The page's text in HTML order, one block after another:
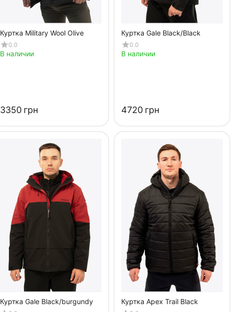
Куртка Military Wool Olive
0.0
В наличии
‍3350‍ грн
Куртка Gale Black/Black
0.0
В наличии
‍4720‍ грн
Куртка Gale Black/burgundy Куртка Apex Trail Black